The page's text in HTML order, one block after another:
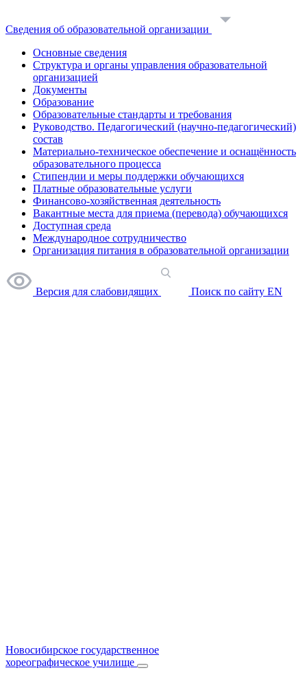
Сведения об образовательной организации
Основные сведения
Структура и органы управления образовательной
организацией
Документы
Образование
Образовательные стандарты и требования
Руководство. Педагогический (научно-педагогический)
состав
Материально-техническое обеспечение и оснащённость
образовательного процесса
Стипендии и меры поддержки обучающихся
Платные образовательные услуги
Финансово-хозяйственная деятельность
Вакантные места для приема (перевода) обучающихся
Доступная среда
Международное сотрудничество
Организация питания в образовательной организации
Версия для слабовидящих Поиск по сайту EN
Новосибирское государственное
хореографическое училище